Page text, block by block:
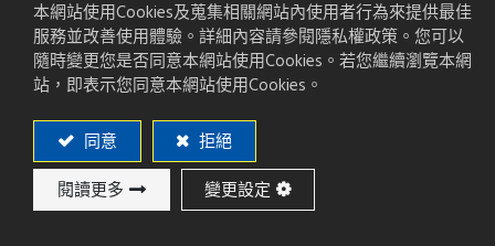
下載
PDF
本網站使用Cookies及蒐集相關網站內使用者行為來提供最佳
服務並改善使用體驗。詳細內容請參閱隱私權政策。您可以
隨時變更您是否同意本網站使用Cookies。若您繼續瀏覽本網
站，即表示您同意本網站使用Cookies。
同意 拒絕
閱讀更多 變更設定